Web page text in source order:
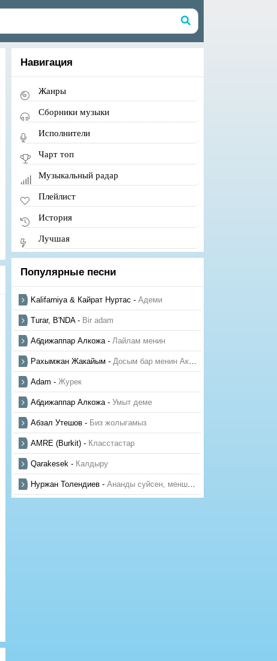
Навигация
Жанры
Сборники музыки
Исполнители
Чарт топ
Музыкальный радар
Плейлист
История
Лучшая
Популярные песни
Kalifarniya & Кайрат Нуртас - Адеми
Turar, B'NDA- Bir adam
Абдижаппар Алкожа- Лайлам менин
Рахымжан Жакайым - Досым бар менин Актауда
Adam - Журек
Абдижаппар Алкожа- Умыт деме
Абзал Утешов - Биз жолыгамыз
AMRE (Burkit) - Класстастар
Qarakesek - Калдыру
Нуржан Толендиев - Ананды суйсен, менше суй